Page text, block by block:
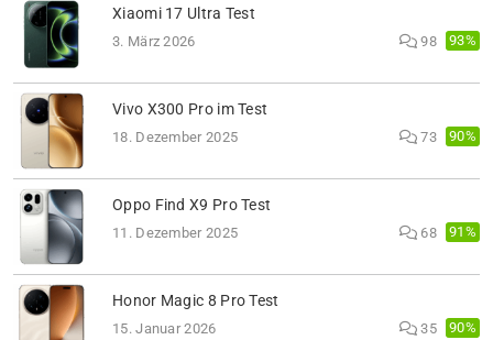
Xiaomi 17 Ultra Test
3. März 2026 98 93%
Vivo X300 Pro im Test
18. Dezember 2025 73 90%
Oppo Find X9 Pro Test
11. Dezember 2025 68 91%
Honor Magic 8 Pro Test
15. Januar 2026 35 90%